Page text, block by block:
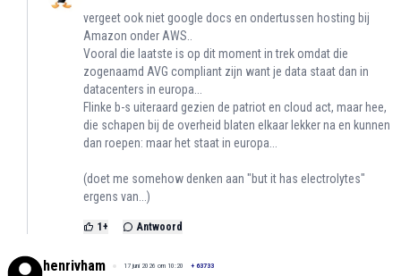
vergeet ook niet google docs en ondertussen hosting bij
Amazon onder AWS..
Vooral die laatste is op dit moment in trek omdat die
zogenaamd AVG compliant zijn want je data staat dan in
datacenters in europa...
Flinke b-s uiteraard gezien de patriot en cloud act, maar hee,
die schapen bij de overheid blaten elkaar lekker na en kunnen
dan roepen: maar het staat in europa...
(doet me somehow denken aan "but it has electrolytes"
ergens van...)
1 + Antwoord
henrivham 17 juni 2026 om 10:20 + 63733